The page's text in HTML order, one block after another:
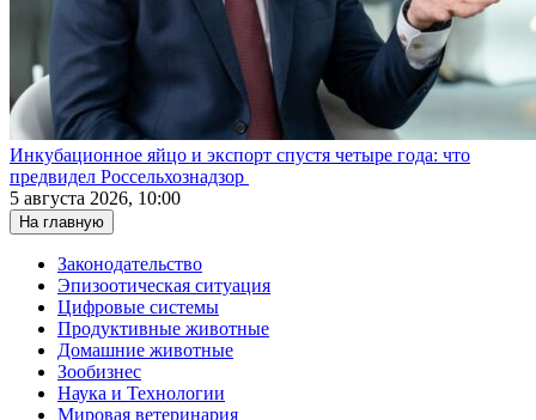
Инкубационное яйцо и экспорт спустя четыре года: что
предвидел Россельхознадзор
5 августа 2026, 10:00
На главную
Законодательство
Эпизоотическая ситуация
Цифровые системы
Продуктивные животные
Домашние животные
Зообизнес
Наука и Технологии
Мировая ветеринария